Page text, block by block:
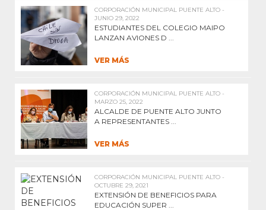
CORPORACIÓN MUNICIPAL PUENTE ALTO -
JUNIO 29, 2022
ESTUDIANTES DEL COLEGIO MAIPO
LANZAN AVIONES D ...
VER MÁS
CORPORACIÓN MUNICIPAL PUENTE ALTO -
MARZO 25, 2022
ALCALDE DE PUENTE ALTO JUNTO
A REPRESENTANTES ...
VER MÁS
CORPORACIÓN MUNICIPAL PUENTE ALTO -
OCTUBRE 29, 2021
EXTENSIÓN DE BENEFICIOS PARA
EDUCACIÓN SUPER ...